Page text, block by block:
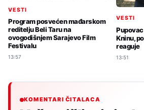
VESTI
Program posvećen mađarskom
reditelju Beli Taru na
ovogodišnjem Sarajevo Film
Festivalu
13:57
VESTI
Kninu,
reaguje
13:51
KOMENTARI ČITALACA